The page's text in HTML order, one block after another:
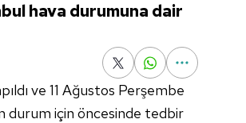
hava durumuna dair
ve 11 Ağustos Perşembe
durum için öncesinde tedbir